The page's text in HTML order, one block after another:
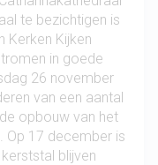
te bezichtigen is
Kerken Kijken
in goede
26 november
van een aantal
opbouw van het
Op 17 december is
blijven